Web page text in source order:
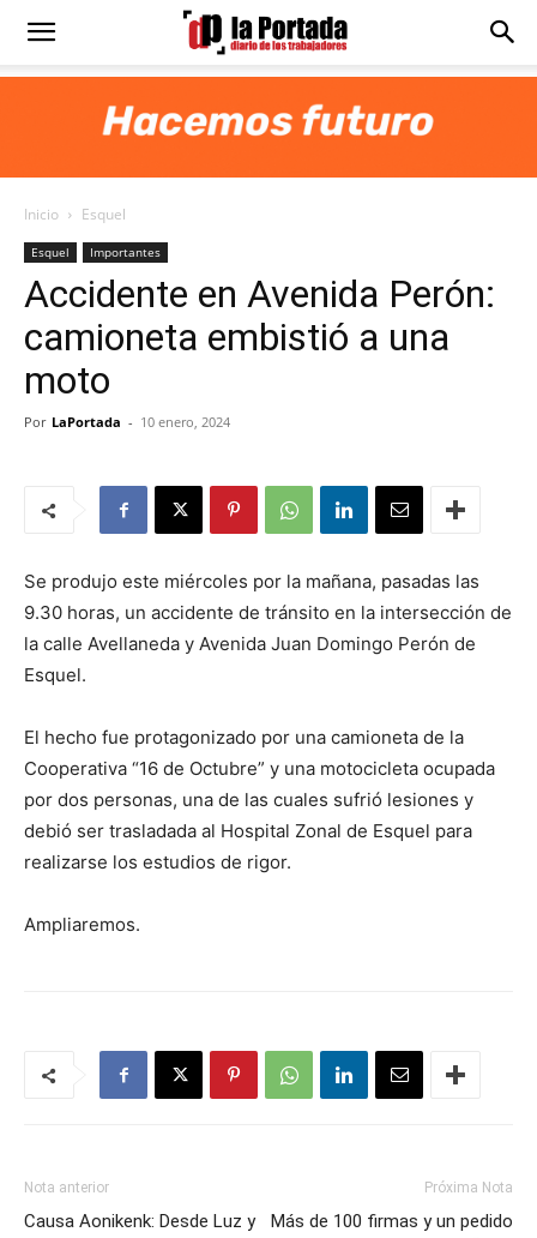
Diario
Portada
Inicio Esquel
Esquel Importantes
Accidente en Avenida Perón:
camioneta embistió a una
moto
Por LaPortada - 10 enero, 2024
Se produjo este miércoles por la mañana, pasadas las
9.30 horas, un accidente de tránsito en la intersección de
la calle Avellaneda y Avenida Juan Domingo Perón de
Esquel.
El hecho fue protagonizado por una camioneta de la
Cooperativa “16 de Octubre” y una motocicleta ocupada
por dos personas, una de las cuales sufrió lesiones y
debió ser trasladada al Hospital Zonal de Esquel para
realizarse los estudios de rigor.
Ampliaremos.
Nota anterior
Causa Aonikenk: Desde Luz y
Próxima Nota
Más de 100 firmas y un pedido